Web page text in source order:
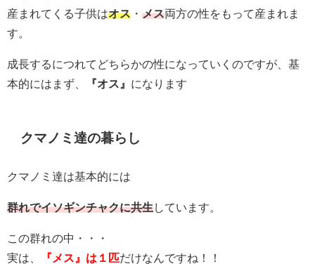
産まれてくる子供はオス ・ メス両方の性をもって産まれま
す。
成長するにつれてどちらかの性になっていくのですが、基
本的にはまず、
『オス』 になります
クマノミ達の暮らし
クマノミ達は基本的には
群れでイソギンチャクに共生しています。
この群れの中・・・
実は、
『メス』は１匹だけなんですね！！